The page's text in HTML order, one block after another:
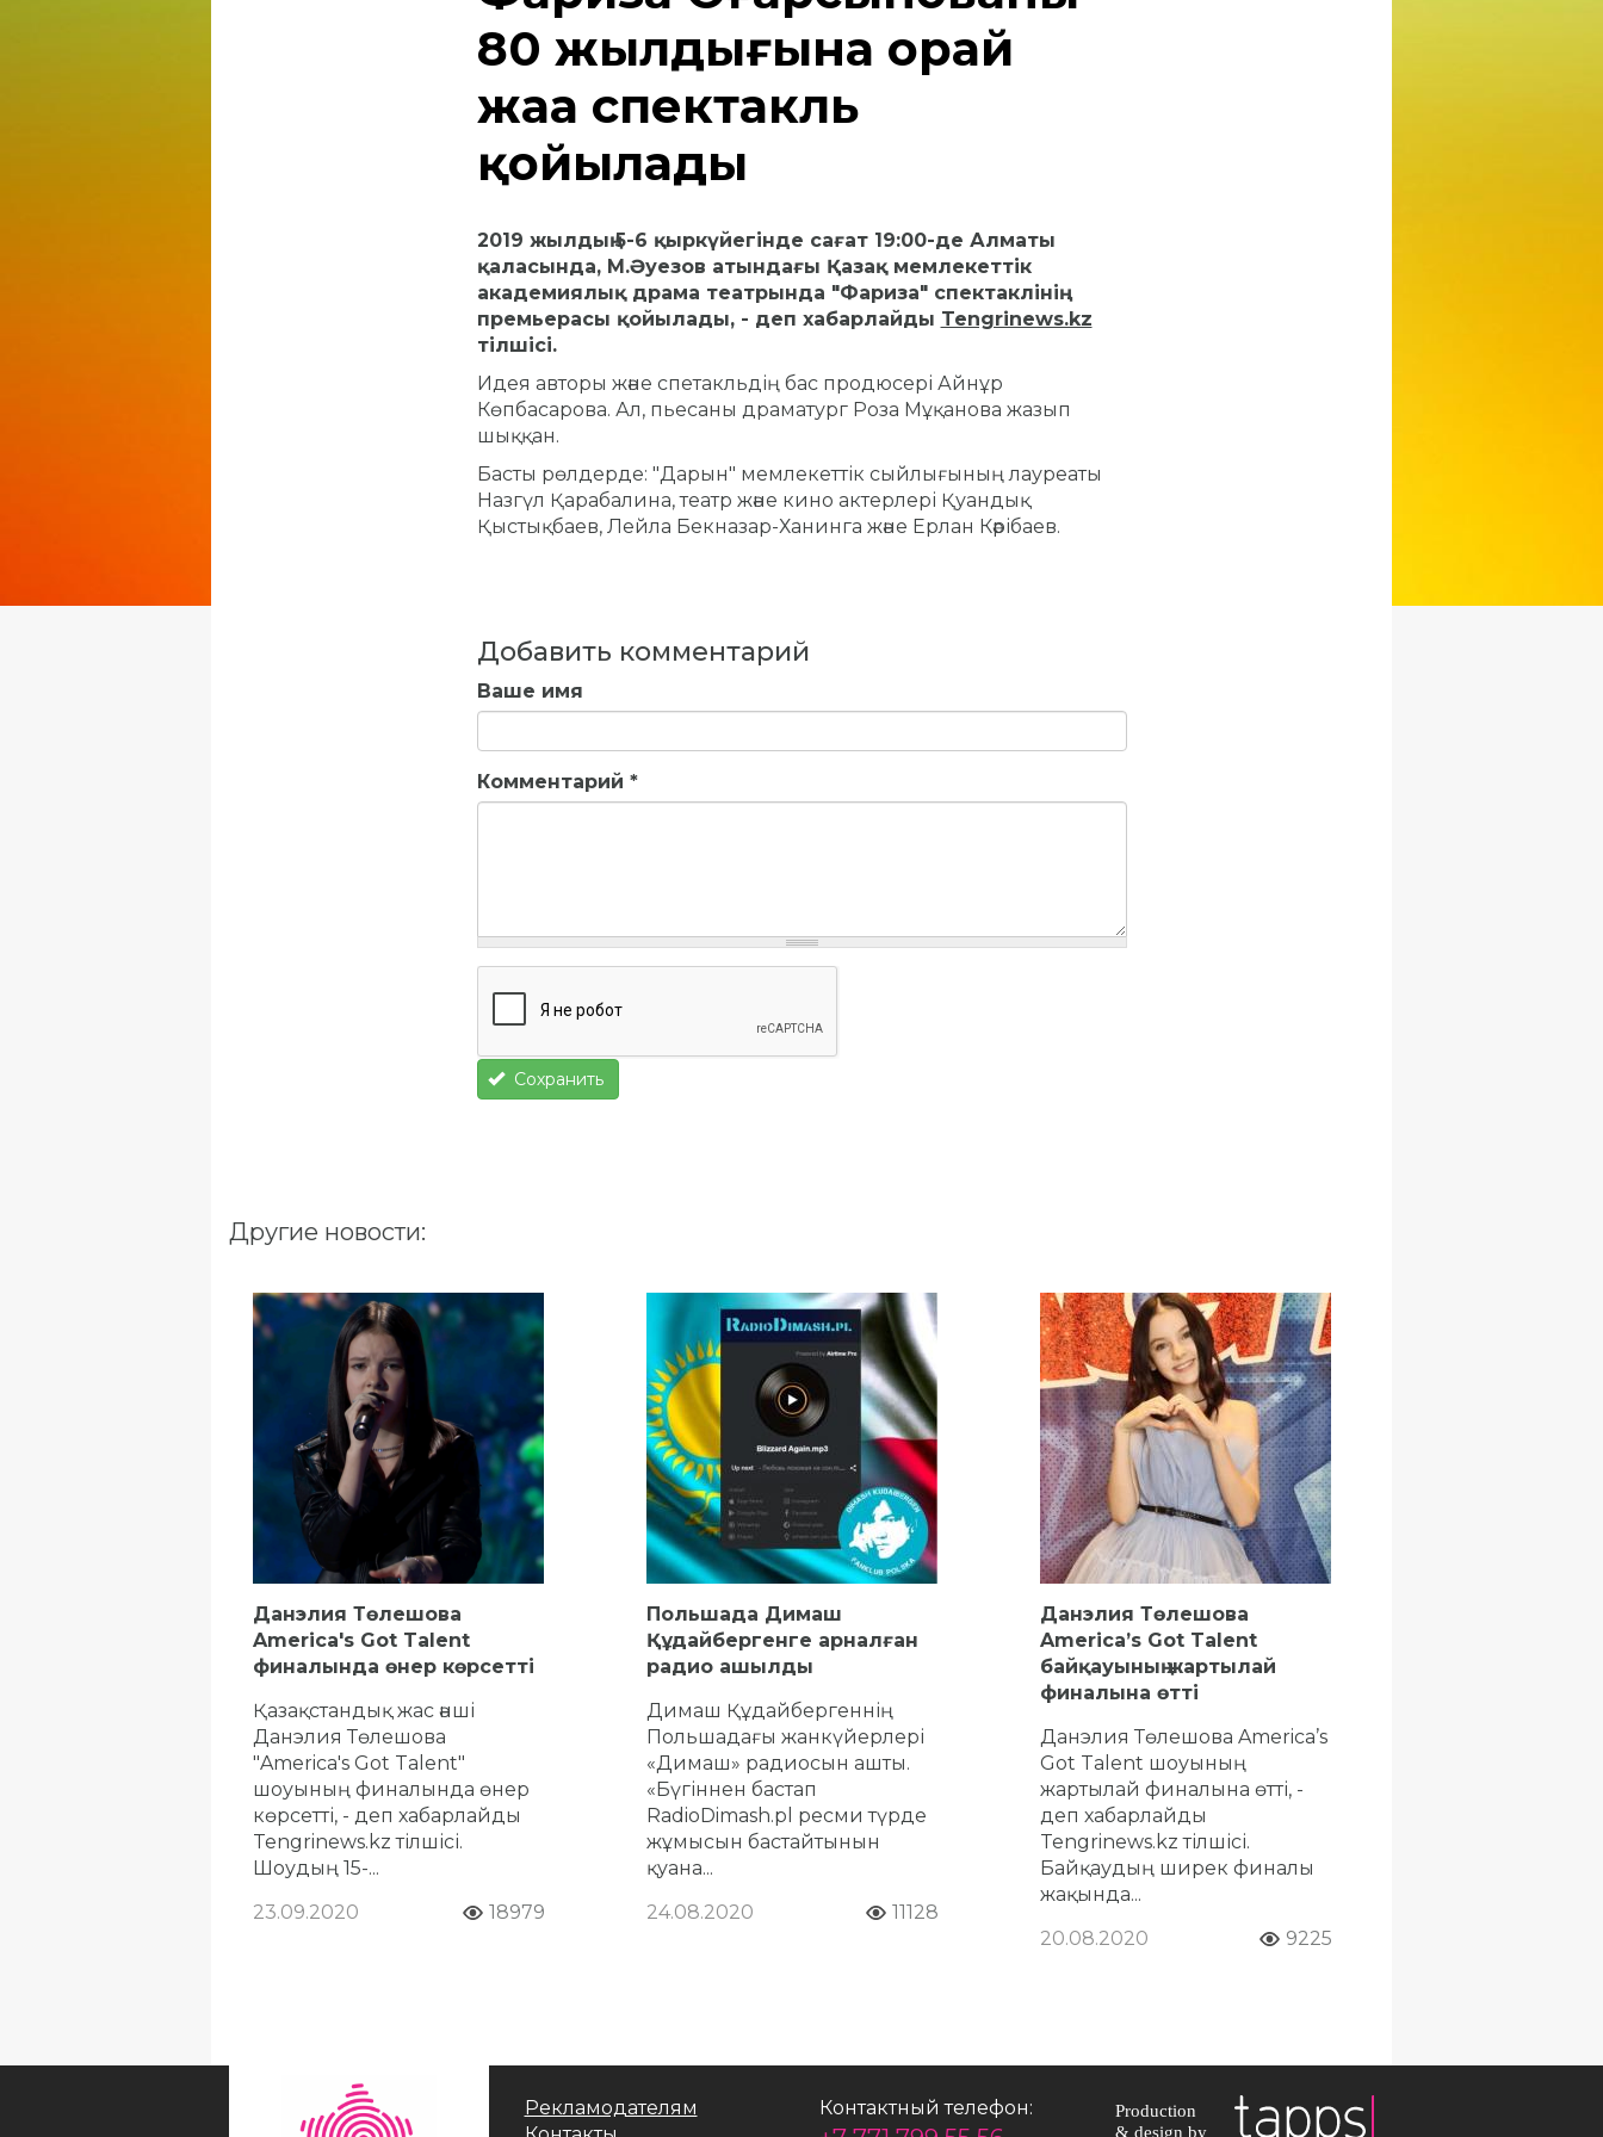
80 жылдығына орай
жаңа спектакль
қойылады
2019 жылдың 5-6 қыркүйегінде сағат 19:00-де Алматы
қаласында, М.Әуезов атындағы Қазақ мемлекеттік
академиялық драма театрында "Фариза" спектаклінің
премьерасы қойылады, - деп хабарлайды Tengrinews.kz
тілшісі.
Идея авторы және спетакльдің бас продюсері Айнұр
Көпбасарова. Ал, пьесаны драматург Роза Мұқанова жазып
шыққан.
Басты рөлдерде: "Дарын" мемлекеттік сыйлығының лауреаты
Назгүл Қарабалина, театр және кино актерлері Қуандық
Қыстықбаев, Лейла Бекназар-Ханинга және Ерлан Кәрібаев.
Добавить комментарий
Ваше имя
Комментарий *
Сохранить
Другие новости:
Данэлия Төлешова
America's Got Talent
финалында өнер көрсетті
Қазақстандық жас әнші
Данэлия Төлешова
"America's Got Talent"
шоуының финалында өнер
көрсетті, - деп хабарлайды
Tengrinews.kz тілшісі.
Шоудың 15-...
23.09.2020
18979
Польшада Димаш
Құдайбергенге арналған
радио ашылды
Димаш Құдайбергеннің
Польшадағы жанкүйерлері
«Димаш» радиосын ашты.
«Бүгіннен бастап
RadioDimash.pl ресми түрде
жұмысын бастайтынын
қуана...
24.08.2020
11128
Данэлия Төлешова
America’s Got Talent
байқауының жартылай
финалына өтті
Данэлия Төлешова America’s
Got Talent шоуының
жартылай финалына өтті, -
деп хабарлайды
Tengrinews.kz тілшісі.
Байқаудың ширек финалы
жақында...
20.08.2020
9225
Рекламодателям
Контактный телефон: